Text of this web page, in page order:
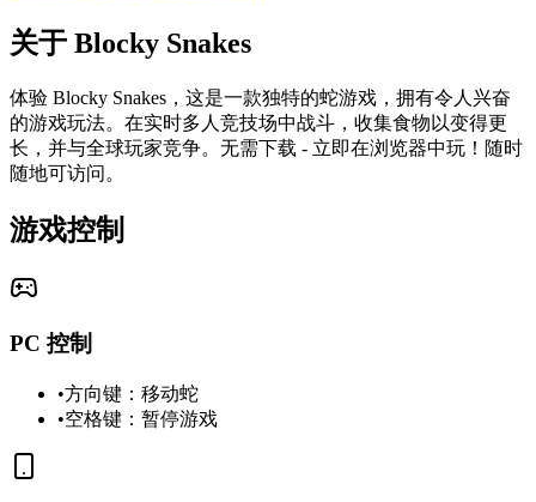
关于 Blocky Snakes
体验 Blocky Snakes，这是一款独特的蛇游戏，拥有令人兴奋
的游戏玩法。在实时多人竞技场中战斗，收集食物以变得更
长，并与全球玩家竞争。无需下载 - 立即在浏览器中玩！随时
随地可访问。
游戏控制
PC 控制
•方向键：移动蛇
•空格键：暂停游戏